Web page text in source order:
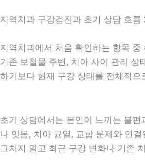
지역치과 구강검진과 초기 상담 흐
지역치과에서 처음 확인하는 항목
기존 보철물 주변, 치아 사이 관리
하기보다 현재 구강 상태를 전체적
초기 상담에서는 본인이 느끼는 불
나 잇몸, 치아 균열, 교합 문제와 연
그치지 말고 최근 구강 변화나 기존